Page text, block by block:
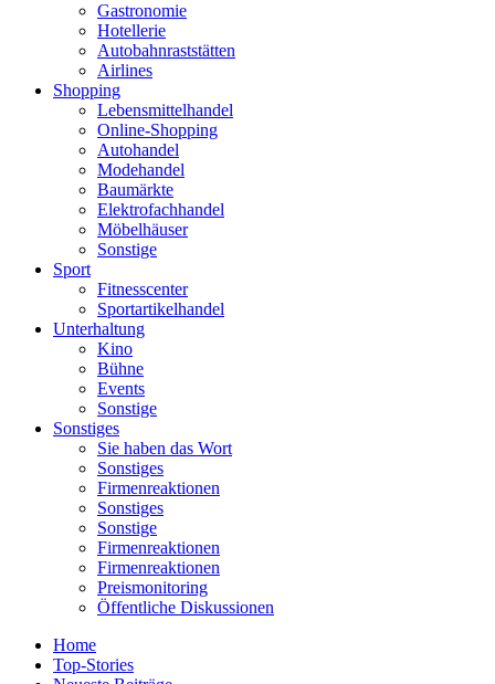
Gastronomie
Hotellerie
Autobahnraststätten
Airlines
Shopping
Lebensmittelhandel
Online-Shopping
Autohandel
Modehandel
Baumärkte
Elektrofachhandel
Möbelhäuser
Sonstige
Sport
Fitnesscenter
Sportartikelhandel
Unterhaltung
Kino
Bühne
Events
Sonstige
Sonstiges
Sie haben das Wort
Sonstiges
Firmenreaktionen
Sonstiges
Sonstige
Firmenreaktionen
Firmenreaktionen
Preismonitoring
Öffentliche Diskussionen
Home
Top-Stories